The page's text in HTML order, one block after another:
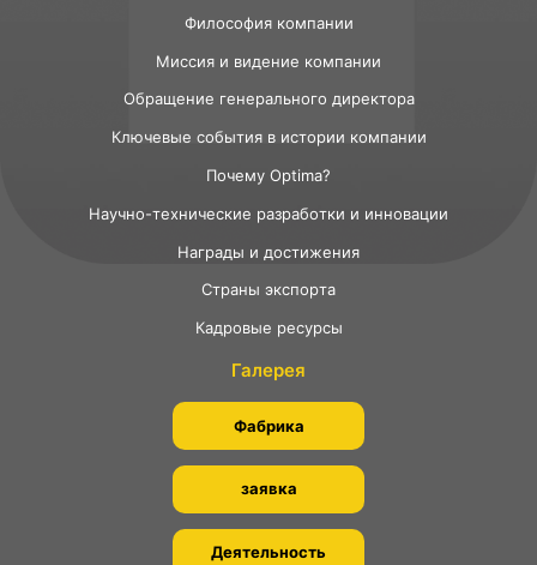
Философия компании
Миссия и видение компании
Обращение генерального директора
Ключевые события в истории компании
Почему Optima?
Научно-технические разработки и инновации
Награды и достижения
Страны экспорта
Кадровые ресурсы
Галерея
Фабрика
заявка
Деятельность